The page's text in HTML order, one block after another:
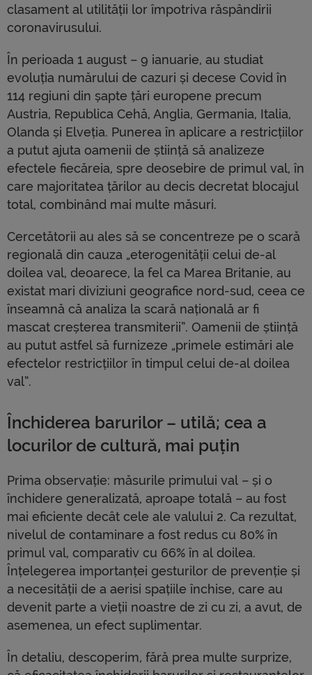
clasament al utilității lor împotriva răspândirii
coronavirusului.
În perioada 1 august – 9 ianuarie, au studiat
evoluția numărului de cazuri și decese Covid în
114 regiuni din șapte țări europene precum
Austria, Republica Cehă, Anglia, Germania, Italia,
Olanda și Elveția. Punerea în aplicare a restricțiilor
a putut ajuta oamenii de știință să analizeze
efectele fiecăreia, spre deosebire de primul val, în
care majoritatea țărilor au decis decretat blocajul
total, combinând mai multe măsuri.
Cercetătorii au ales să se concentreze pe o scară
regională din cauza „eterogenității celui de-al
doilea val, deoarece, la fel ca Marea Britanie, au
existat mari diviziuni geografice nord-sud, ceea ce
înseamnă că analiza la scară națională ar fi
mascat creșterea transmiterii”. Oamenii de știință
au putut astfel să furnizeze „primele estimări ale
efectelor restricțiilor în timpul celui de-al doilea
val”.
Închiderea barurilor – utilă; cea a
locurilor de cultură, mai puțin
Prima observație: măsurile primului val – și o
închidere generalizată, aproape totală – au fost
mai eficiente decât cele ale valului 2. Ca rezultat,
nivelul de contaminare a fost redus cu 80% în
primul val, comparativ cu 66% în al doilea.
Înțelegerea importanței gesturilor de prevenție și
a necesității de a aerisi spațiile închise, care au
devenit parte a vieții noastre de zi cu zi, a avut, de
asemenea, un efect suplimentar.
În detaliu, descoperim, fără prea multe surprize,